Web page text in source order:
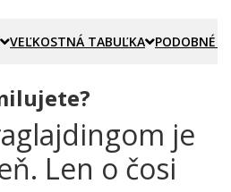
VEĽKOSTNÁ TABUĽKA PODOBNÉ
je
Len o čosi